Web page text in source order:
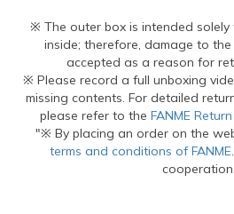
※ The outer box is intended
inside; therefore, damage to
accepted as a reason for
※ Please record a full unboxing
missing contents. For detailed
please refer to the FANME
"※ By placing an order on the
terms and conditions of FANME
cooperation.